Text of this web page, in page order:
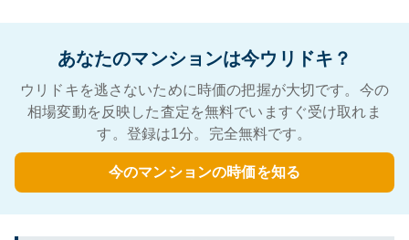
あなたのマンションは今ウリドキ？
ウリドキを逃さないために時価の把握が大切です。今の
相場変動を反映した査定を無料でいますぐ受け取れま
す。登録は1分。完全無料です。
今のマンションの時価を知る